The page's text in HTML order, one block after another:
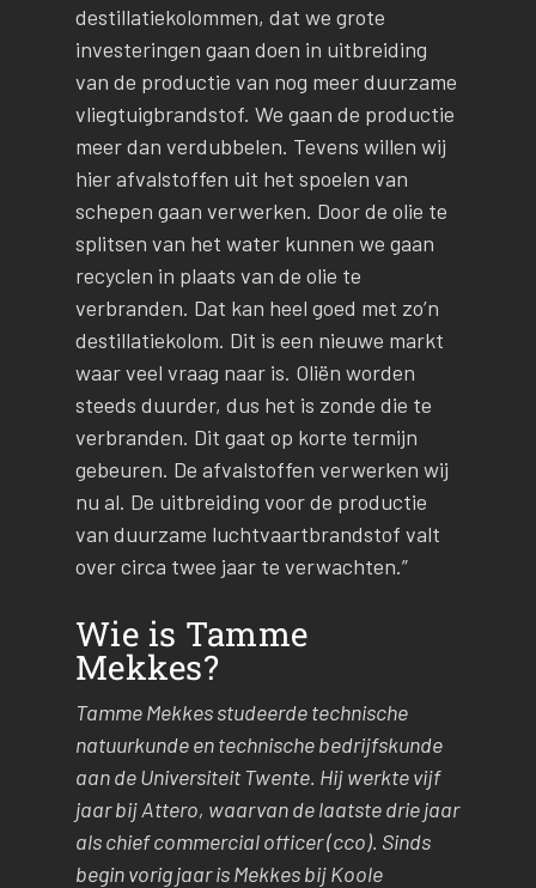
destillatiekolommen, dat we grote
investeringen gaan doen in uitbreiding
van de productie van nog meer duurzame
vliegtuigbrandstof. We gaan de productie
meer dan verdubbelen. Tevens willen wij
hier afvalstoffen uit het spoelen van
schepen gaan verwerken. Door de olie te
splitsen van het water kunnen we gaan
recyclen in plaats van de olie te
verbranden. Dat kan heel goed met zo’n
destillatiekolom. Dit is een nieuwe markt
waar veel vraag naar is. Oliën worden
steeds duurder, dus het is zonde die te
verbranden. Dit gaat op korte termijn
gebeuren. De afvalstoffen verwerken wij
nu al. De uitbreiding voor de productie
van duurzame luchtvaartbrandstof valt
over circa twee jaar te verwachten.”
Wie is Tamme
Mekkes?
Tamme Mekkes studeerde technische
natuurkunde en technische bedrijfskunde
aan de Universiteit Twente. Hij werkte vijf
jaar bij Attero, waarvan de laatste drie jaar
als chief commercial officer (cco). Sinds
begin vorig jaar is Mekkes bij Koole